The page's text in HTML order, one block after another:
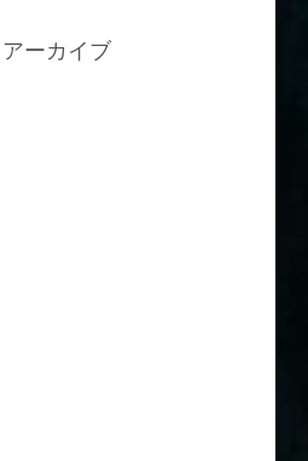
アーカイブ